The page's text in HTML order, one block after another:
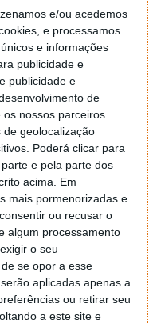
e/ou acedemos
e processamos
e informações
publicidade e
publicidade e
de
nossos parceiros
geolocalização
Poderá clicar para
e pela parte dos
acima. Em
mais pormenorizadas e
ou recusar o
algum processamento
o seu
se opor a esse
aplicadas apenas a
ou retirar seu
a este site e
de forçar o uso do
de outra dica fico
a mesma
2005 às 01:39
como for segue por mail
2005 às 11:21
Faz da seguinte maneira,
com o botão direito do
separador Menu ‘Iniciar’
encontrarás no separador
com que queres